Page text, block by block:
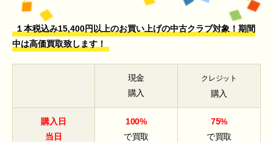
１本税込み15,400円以上のお買い上げの中古クラブ対象！期間
中は高価買取致します！
現金
購入
クレジット
購入
購入日
当日
100%
で買取
75%
で買取